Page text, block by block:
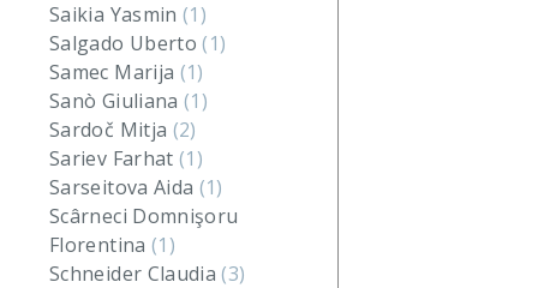
Saikia Yasmin(1)
Salgado Uberto(1)
Samec Marija (1)
Sanò Giuliana(1)
Sardoč Mitja (2)
Sariev Farhat(1)
Sarseitova Aida (1)
Scârneci Domnişoru
Florentina (1)
Schneider Claudia(3)